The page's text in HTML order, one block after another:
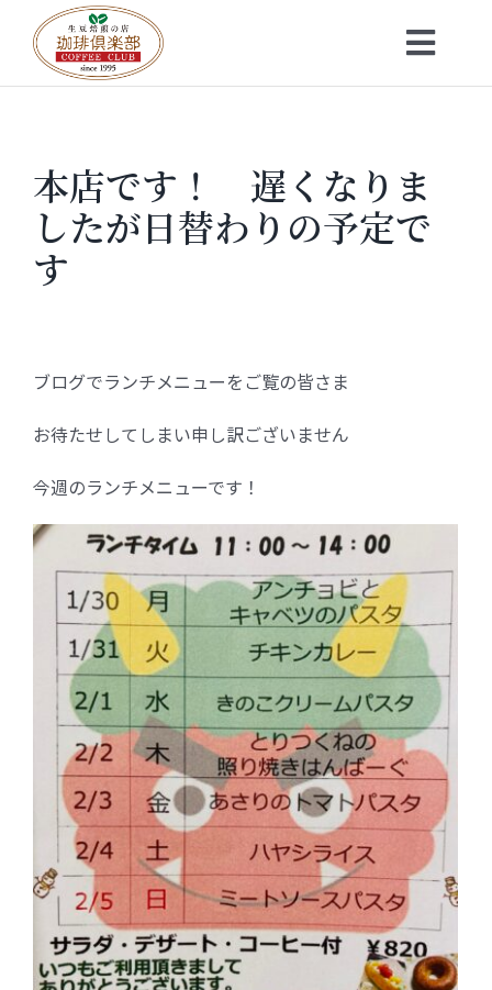
content
お知らせ
会社概要
珈琲豆・特選ギフト
FC加盟店募集
お問合せ
本店です！ 遅くなりま
したが日替わりの予定で
す
ブログでランチメニューをご覧の皆さま
お待たせしてしまい申し訳ございません
今週のランチメニューです！